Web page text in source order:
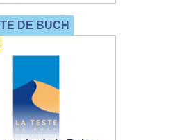
DE BUCH